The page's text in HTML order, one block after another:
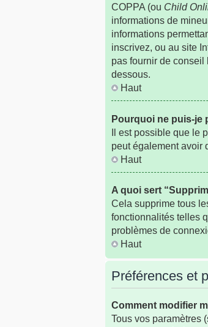
COPPA (ou Child
informations de
informations
inscrivez, ou au site
pas fournir de conseil
dessous.
Haut
Pourquoi ne puis-je
Il est possible que le
peut également avoir
Haut
A quoi sert
Cela supprime tous
fonctionnalités telles
problèmes de
Haut
Préférences et
Comment modifier
Tous vos paramètres